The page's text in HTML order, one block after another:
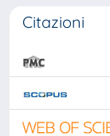
Citazioni